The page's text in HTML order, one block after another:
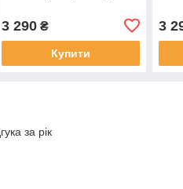
3 290₴
Купити
3
за рік